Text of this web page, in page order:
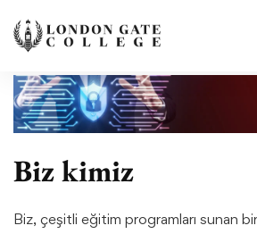
Biz kimiz
Biz, çeşitli eğitim programları sunan